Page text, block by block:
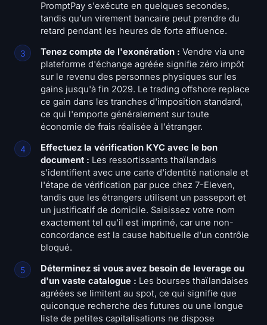
PromptPay s'exécute en quelques secondes,
tandis qu'un virement bancaire peut prendre du
retard pendant les heures de forte affluence.
Tenez compte de l'exonération : Vendre via une
plateforme d'échange agréée signifie zéro impôt
sur le revenu des personnes physiques sur les
gains jusqu'à fin 2029. Le trading offshore replace
ce gain dans les tranches d'imposition standard,
ce qui l'emporte généralement sur toute
économie de frais réalisée à l'étranger.
Effectuez la vérification KYC avec le bon
document : Les ressortissants thaïlandais
s'identifient avec une carte d'identité nationale et
l'étape de vérification par puce chez 7-Eleven,
tandis que les étrangers utilisent un passeport et
un justificatif de domicile. Saisissez votre nom
exactement tel qu'il est imprimé, car une non-
concordance est la cause habituelle d'un contrôle
bloqué.
Déterminez si vous avez besoin de leverage ou
d'un vaste catalogue : Les bourses thaïlandaises
agréées se limitent au spot, ce qui signifie que
quiconque recherche des futures ou une longue
liste de petites capitalisations ne dispose